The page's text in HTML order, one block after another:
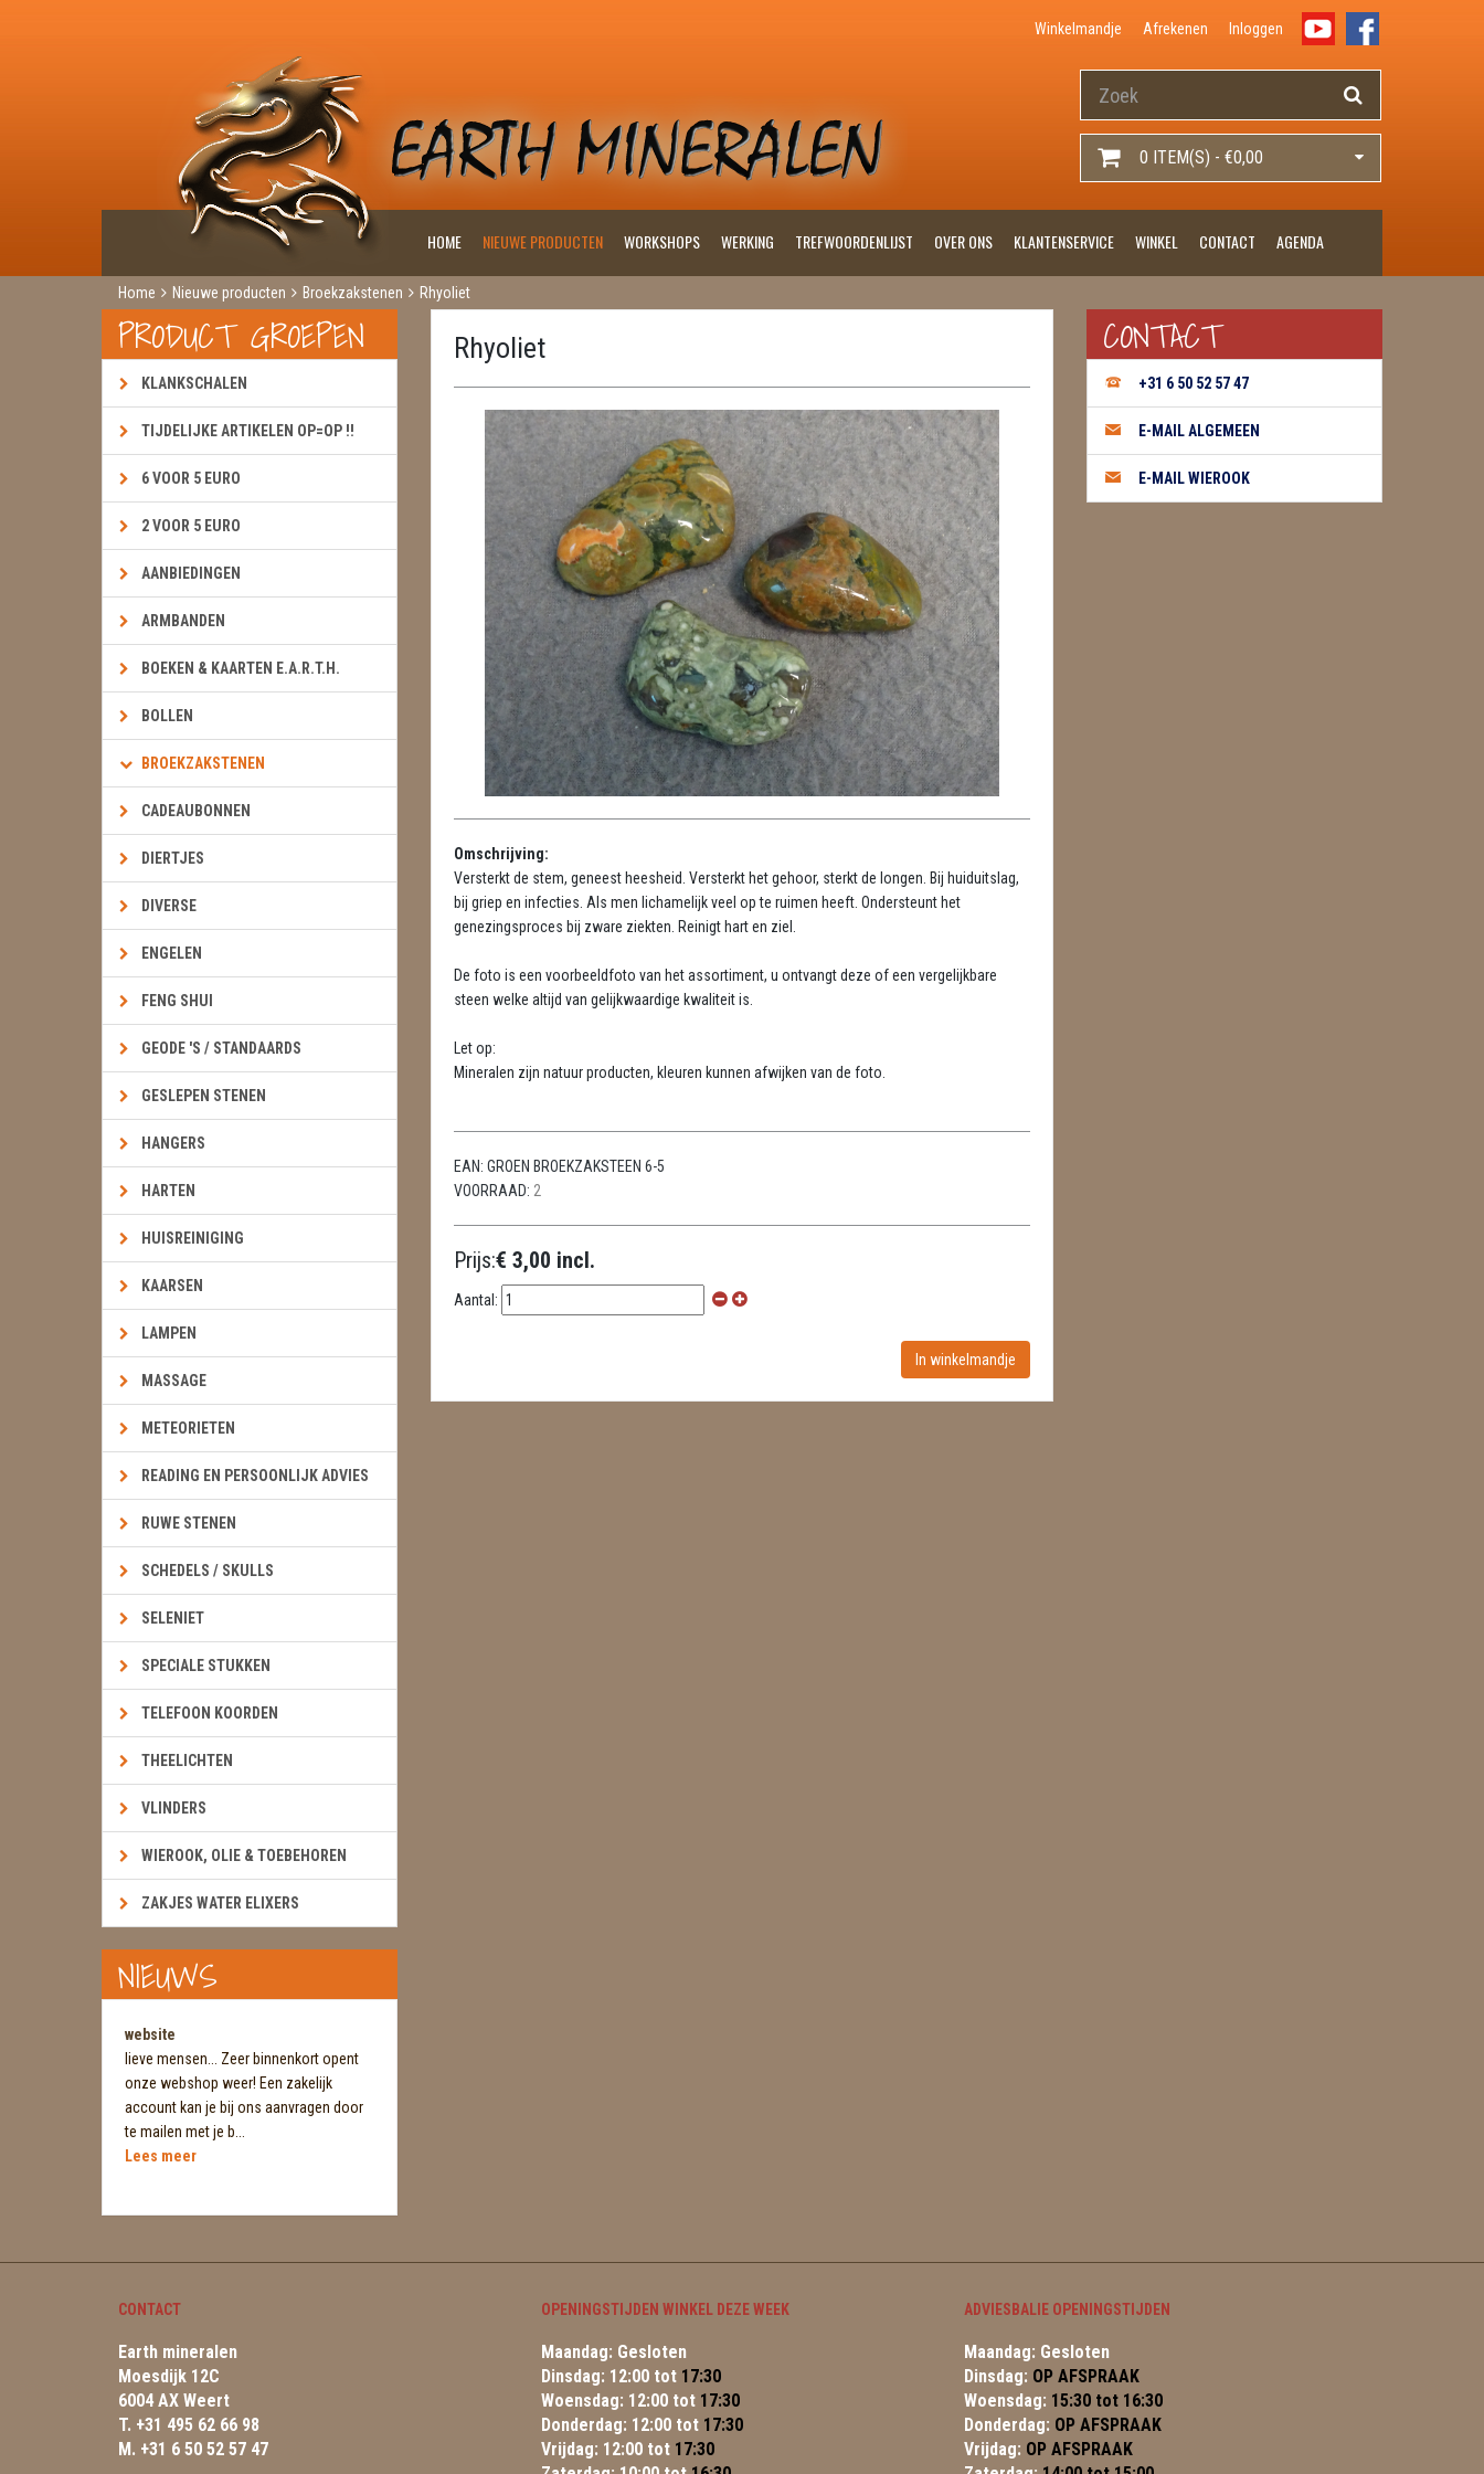
Winkelmandje Afrekenen Inloggen
0 ITEM(S) - €0,00
HOME NIEUWE PRODUCTEN WORKSHOPS WERKING TREFWOORDENLIJST OVER ONS KLANTENSERVICE WINKEL CONTACT AGENDA
Home Nieuwe producten Broekzakstenen Rhyoliet
PRODUCT GROEPEN
KLANKSCHALEN
TIJDELIJKE ARTIKELEN OP=OP !!
6 VOOR 5 EURO
2 VOOR 5 EURO
AANBIEDINGEN
ARMBANDEN
BOEKEN & KAARTEN E.A.R.T.H.
BOLLEN
BROEKZAKSTENEN
CADEAUBONNEN
DIERTJES
DIVERSE
ENGELEN
FENG SHUI
GEODE 'S / STANDAARDS
GESLEPEN STENEN
HANGERS
HARTEN
HUISREINIGING
KAARSEN
LAMPEN
MASSAGE
METEORIETEN
READING EN PERSOONLIJK ADVIES
RUWE STENEN
SCHEDELS / SKULLS
SELENIET
SPECIALE STUKKEN
TELEFOON KOORDEN
THEELICHTEN
VLINDERS
WIEROOK, OLIE & TOEBEHOREN
ZAKJES WATER ELIXERS
NIEUWS
website
lieve mensen... Zeer binnenkort opent
onze webshop weer! Een zakelijk
account kan je bij ons aanvragen door
te mailen met je b...
Lees meer
Rhyoliet
Omschrijving:
Versterkt de stem, geneest heesheid. Versterkt het gehoor, sterkt de longen. Bij huiduitslag,
bij griep en infecties. Als men lichamelijk veel op te ruimen heeft. Ondersteunt het
genezingsproces bij zware ziekten. Reinigt hart en ziel.
De foto is een voorbeeldfoto van het assortiment, u ontvangt deze of een vergelijkbare
steen welke altijd van gelijkwaardige kwaliteit is.
Let op:
Mineralen zijn natuur producten, kleuren kunnen afwijken van de foto.
EAN: GROEN BROEKZAKSTEEN 6-5
VOORRAAD: 2
Prijs:€ 3,00 incl.
Aantal:
CONTACT
+31 6 50 52 57 47
E-MAIL ALGEMEEN
E-MAIL WIEROOK
CONTACT
Earth mineralen
Moesdijk 12C
6004 AX Weert
T. +31 495 62 66 98
M. +31 6 50 52 57 47
OPENINGSTIJDEN WINKEL DEZE WEEK
Maandag: Gesloten
Dinsdag: 12:00 tot 17:30
Woensdag: 12:00 tot 17:30
Donderdag: 12:00 tot 17:30
Vrijdag: 12:00 tot 17:30
ADVIESBALIE OPENINGSTIJDEN
Maandag: Gesloten
Dinsdag: OP AFSPRAAK
Woensdag: 15:30 tot 16:30
Donderdag: OP AFSPRAAK
Vrijdag: OP AFSPRAAK